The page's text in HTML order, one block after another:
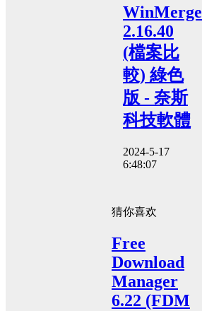
WinMerge
2.16.40
(檔案比
較) 綠色
版 - 奈斯
科技軟體
2024-5-17
6:48:07
猜你喜欢
Free
Download
Manager
6.22 (FDM